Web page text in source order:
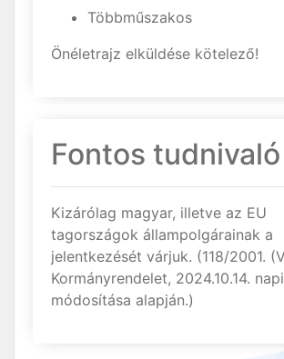
Többműszakos
Önéletrajz elküldése kötelező!
Fontos tudnivaló
Kizárólag magyar, illetve az EU
tagországok állampolgárainak a
jelentkezését várjuk. (118/2001.
Kormányrendelet, 2024.10.14. napi
módosítása alapján.)